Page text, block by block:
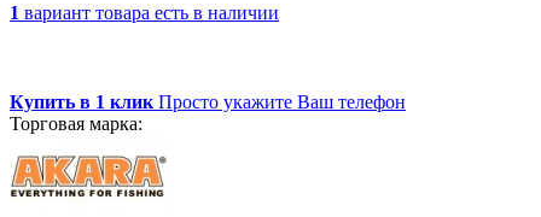
1 вариант товара есть в наличии
Купить в 1 клик Просто укажите Ваш телефон
Торговая марка: